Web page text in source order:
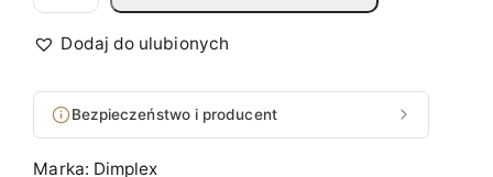
o
ś
D
Dodaj do ulubionych
Bezpieczeństwo i producent
Marka: Dimplex